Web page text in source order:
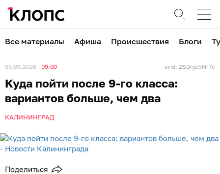
Все материалы Афиша Происшествия Блоги
03.06.2026 09:00 erid: 2SDnje5Nr7c
Куда пойти после 9-го класса:
вариантов больше, чем два
КАЛИНИНГРАД
Поделиться